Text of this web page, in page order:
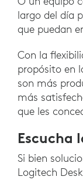
largo del día
que puedan
Con la
propósito en
son más
más
que les
Escucha
Si bien
Logitech